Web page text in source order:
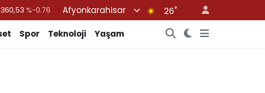
47,7143 %0.16
55,0317
%-0.02
Afyonkarahisar 26°
Spor Teknoloji Yaşam